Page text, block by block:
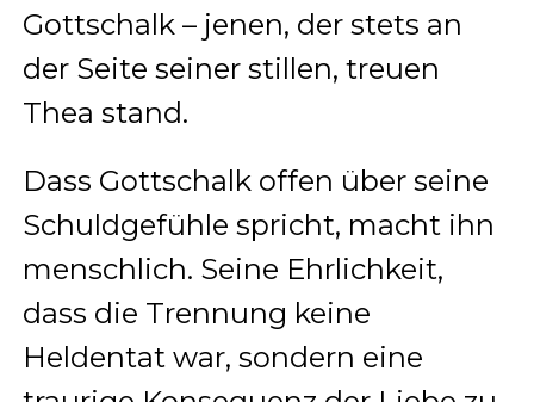
Gottschalk – jenen, der stets an
der Seite seiner stillen, treuen
Thea stand.
Dass Gottschalk offen über seine
Schuldgefühle spricht, macht ihn
menschlich. Seine Ehrlichkeit,
dass die Trennung keine
Heldentat war, sondern eine